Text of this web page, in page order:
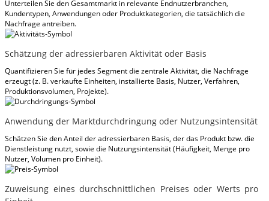
Unterteilen Sie den Gesamtmarkt in relevante Endnutzerbranchen,
Kundentypen, Anwendungen oder Produktkategorien, die tatsächlich die
Nachfrage antreiben.
Schätzung der adressierbaren Aktivität oder Basis
Quantifizieren Sie für jedes Segment die zentrale Aktivität, die Nachfrage
erzeugt (z. B. verkaufte Einheiten, installierte Basis, Nutzer, Verfahren,
Produktionsvolumen, Projekte).
Anwendung der Marktdurchdringung oder Nutzungsintensität
Schätzen Sie den Anteil der adressierbaren Basis, der das Produkt bzw. die
Dienstleistung nutzt, sowie die Nutzungsintensität (Häufigkeit, Menge pro
Nutzer, Volumen pro Einheit).
Zuweisung eines durchschnittlichen Preises oder Werts pro